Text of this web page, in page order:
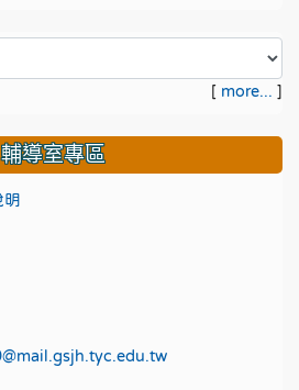
[ more... ]
輔導室專區